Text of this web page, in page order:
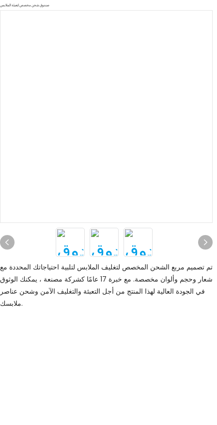
صندوق شحن مخصص لتعبئة الملابس
تم تصميم مربع الشحن المخصص لتغليف الملابس لتلبية احتياجاتك المحددة مع
شعار وحجم وألوان مخصصة. مع خبرة 17 عامًا كشركة مصنعة ، يمكنك الوثوق
في الجودة العالية لهذا المنتج من أجل التعبئة والتغليف الآمن وشحن عناصر
ملابسك.